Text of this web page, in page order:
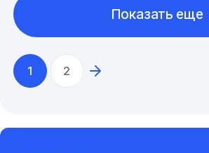
1 2
Показать еще